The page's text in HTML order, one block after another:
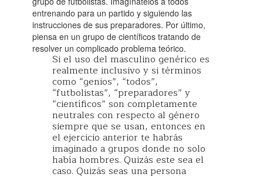
entrenando para un partido y siguiendo las
instrucciones de sus preparadores. Por último,
piensa en un grupo de científicos tratando de
resolver un complicado problema teórico.
Si el uso del masculino genérico es
realmente inclusivo y si términos
como “genios”, “todos”,
“futbolistas”, “preparadores” y
“científicos” son completamente
neutrales con respecto al género
siempre que se usan, entonces en
el ejercicio anterior te habrás
imaginado a grupos donde no solo
había hombres. Quizás este sea el
caso. Quizás seas una persona